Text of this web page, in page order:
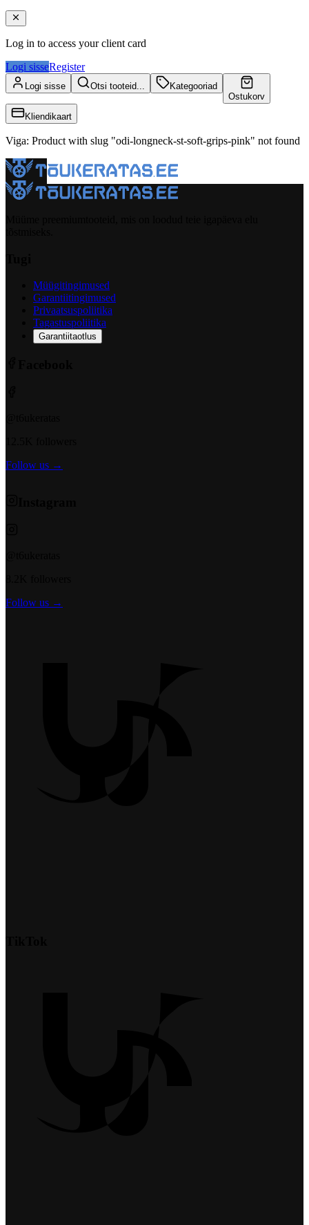
Log in to access your client card
Logi sisseRegister
Logi sisse Otsi tooteid...
Kategooriad
Ostukorv
Kliendikaart
Viga: Product with slug "odi-longneck-st-soft-grips-pink" not found
Müügitingimused
Garantiitingimused
Privaatsuspoliitika
Tagastuspoliitika
Garantiitaotlus
Follow us →
Follow us →